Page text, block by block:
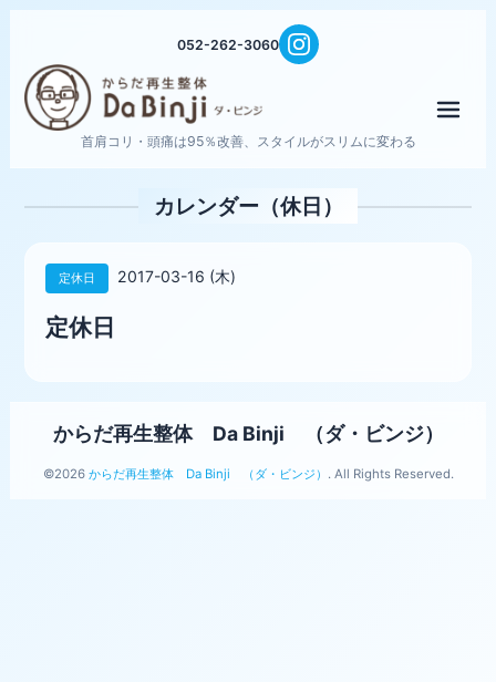
052-262-3060
首肩コリ・頭痛は95％改善、スタイルがスリムに変わる
カレンダー（休日）
定休日 2017-03-16 (木)
定休日
からだ再生整体 Da Binji （ダ・ビンジ）
©2026 からだ再生整体 Da Binji （ダ・ビンジ） . All Rights Reserved.